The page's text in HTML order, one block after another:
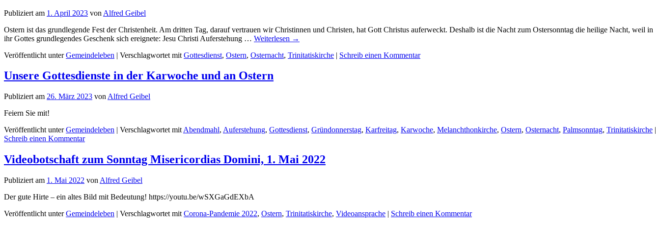
Publiziert am 1. April 2023 von Alfred Geibel
Ostern ist das grundlegende Fest der Christenheit. Am dritten Tag, darauf vertrauen wir Christinnen und Christen, hat Gott Christus auferweckt. Deshalb ist die Nacht zum Ostersonntag die heilige Nacht, weil in
ihr Gottes grundlegendes Geschenk sich ereignete: Jesu Christi Auferstehung … Weiterlesen →
Veröffentlicht unter Gemeindeleben | Verschlagwortet mit Gottesdienst, Ostern, Osternacht, Trinitatiskirche | Schreib einen Kommentar
Unsere Gottesdienste in der Karwoche und an Ostern
Publiziert am 26. März 2023 von Alfred Geibel
Feiern Sie mit!
Veröffentlicht unter Gemeindeleben | Verschlagwortet mit Abendmahl, Auferstehung, Gottesdienst, Gründonnerstag, Karfreitag, Karwoche, Melanchthonkirche, Ostern, Osternacht, Palmsonntag, Trinitatiskirche |
Schreib einen Kommentar
Videobotschaft zum Sonntag Misericordias Domini, 1. Mai 2022
Publiziert am 1. Mai 2022 von Alfred Geibel
Der gute Hirte – ein altes Bild mit Bedeutung! https://youtu.be/wSXGaGdEXbA
Veröffentlicht unter Gemeindeleben | Verschlagwortet mit Corona-Pandemie 2022, Ostern, Trinitatiskirche, Videoansprache | Schreib einen Kommentar